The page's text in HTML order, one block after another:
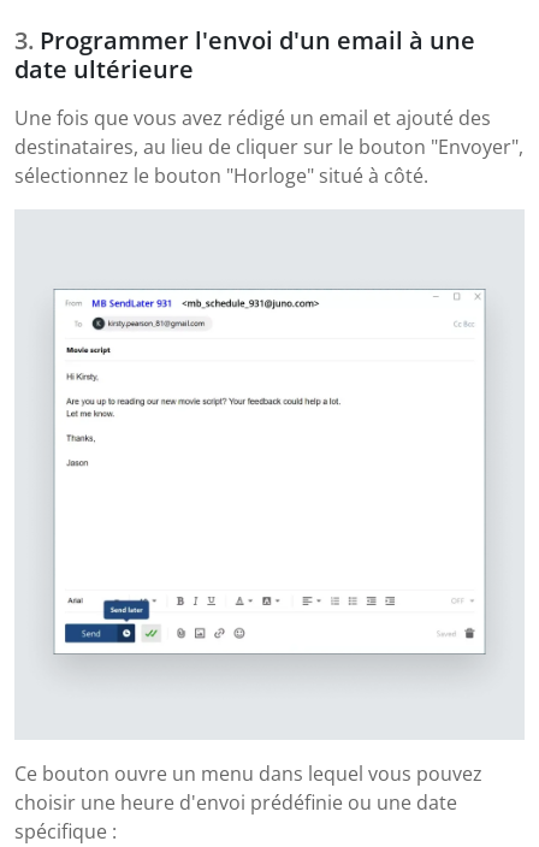
Programmer l'envoi d'un email à une
date ultérieure
Une fois que vous avez rédigé un email et ajouté des
destinataires, au lieu de cliquer sur le bouton "Envoyer",
sélectionnez le bouton "Horloge" situé à côté.
Ce bouton ouvre un menu dans lequel vous pouvez
choisir une heure d'envoi prédéfinie ou une date
spécifique :